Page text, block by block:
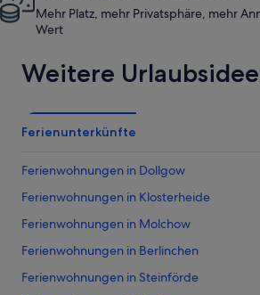
Mehr Platz, mehr Privatsphäre, mehr
Wert
Weitere
Ferienunterkünfte
Ferienwohnungen in Dollgow
Ferienwohnungen in Klosterheide
Ferienwohnungen in Molchow
Ferienwohnungen in Berlinchen
Ferienwohnungen in Steinförde